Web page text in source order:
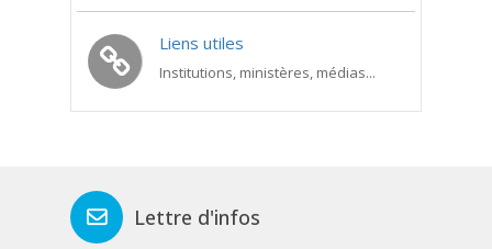
Liens utiles
Institutions, ministères, médias...
Lettre d'infos